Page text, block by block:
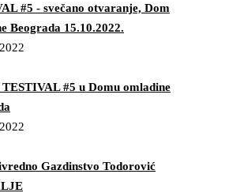
#5 - svečano otvaranje, Dom
Beograda 15.10.2022.
#5 u Domu omladine
Gazdinstvo Todorović